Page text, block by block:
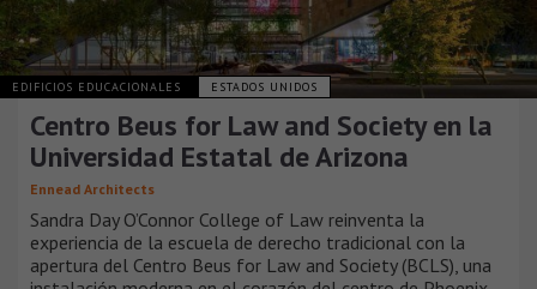
EDIFICIOS EDUCACIONALES ESTADOS UNIDOS
Centro Beus for Law and Society en la
Universidad Estatal de Arizona
Ennead Architects
Sandra Day O’Connor College of Law reinventa la
experiencia de la escuela de derecho tradicional con la
apertura del Centro Beus for Law and Society (BCLS), una